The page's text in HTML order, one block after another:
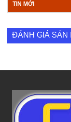
TIN MỚI
ĐÁNH GIÁ SẢN